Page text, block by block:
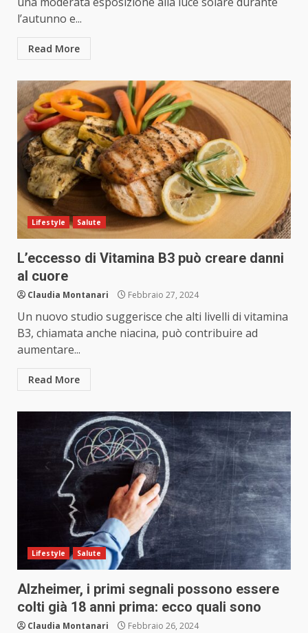
l’autunno e...
Read More
Lifestyle Salute
L’eccesso di Vitamina B3 può creare danni
al cuore
Claudia Montanari Febbraio 27, 2024
Un nuovo studio suggerisce che alti livelli di vitamina
B3, chiamata anche niacina, può contribuire ad
aumentare...
Read More
Lifestyle Salute
Alzheimer, i primi segnali possono essere
colti già 18 anni prima: ecco quali sono
Claudia Montanari Febbraio 26, 2024